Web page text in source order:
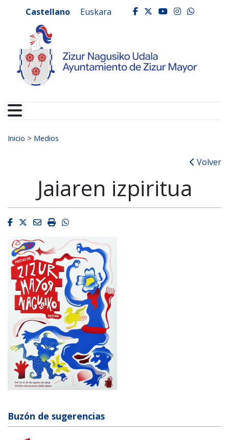
Ayuntamiento de
Castellano Euskara facebook
twitter
youtube
Buscar:
Inicio > Medios
Volver
Jaiaren izpiritua
Facebook
Twitter
EmailImprimirWhatsapp
Buzón de sugerencias